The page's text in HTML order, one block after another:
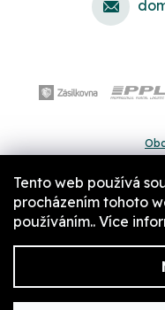
Tento web používá
procházením tohoto
používáním.. Více
Copyright 2026